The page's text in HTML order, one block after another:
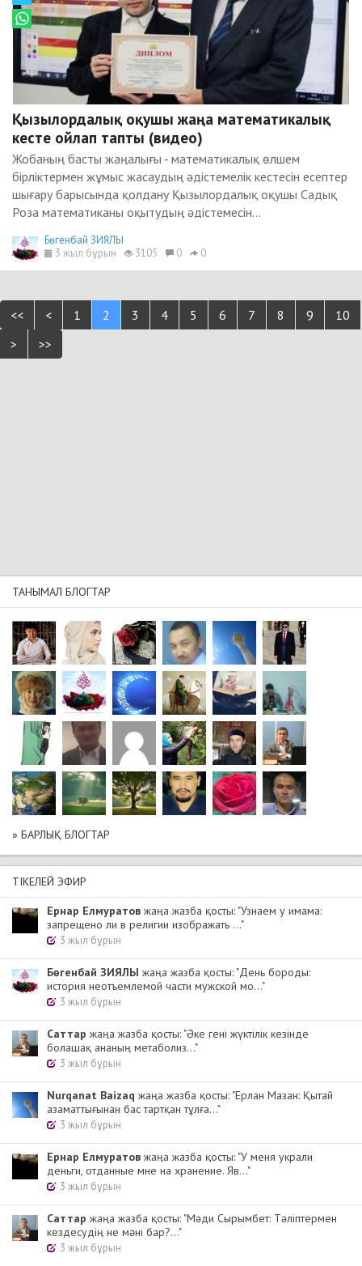
Қызылордалық оқушы жаңа математикалық
кесте ойлап тапты (видео)
Жобаның басты жаңалығы - математикалық өлшем
бірліктермен жұмыс жасаудың әдістемелік кестесін есептер
шығару барысында қолдану Қызылордалық оқушы Садық
Роза математиканы оқытудың әдістемесін...
Бөгенбай ЗИЯЛЫ
3 жыл бұрын
3105 0 0
<< < 1 2 3 4 5 6 7 8 9
10
>
>>
ТАНЫМАЛ БЛОГТАР
» БАРЛЫҚ БЛОГТАР
ТІКЕЛЕЙ ЭФИР
Ернар Елмуратов жаңа жазба қосты: "Узнаем у имама:
запрещено ли в религии изображать ..."
3 жыл бұрын
Бөгенбай ЗИЯЛЫ жаңа жазба қосты: "День бороды:
история неотъемлемой части мужской мо..."
3 жыл бұрын
Cаттар жаңа жазба қосты: "Әке гені жүктілік кезінде
болашақ ананың метаболиз..."
3 жыл бұрын
Nurqanat Baizaq жаңа жазба қосты: "Ерлан Мазан: Қытай
азаматтығынан бас тартқан тұлға..."
3 жыл бұрын
Ернар Елмуратов жаңа жазба қосты: "У меня украли
деньги, отданные мне на хранение. Яв..."
3 жыл бұрын
Cаттар жаңа жазба қосты: "Мәди Сырымбет: Тәліптермен
кездесудің не мәні бар?..."
3 жыл бұрын